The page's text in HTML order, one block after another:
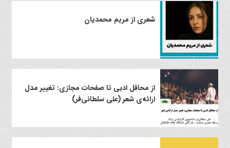
شعری از مریم محمدیان
از محافل ادبی تا صفحات مجازی: تغییر مدل
ارائه‌ی شعر (علی سلطانی‌فر)